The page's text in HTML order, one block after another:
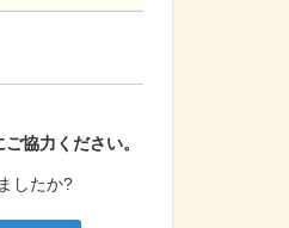
協力ください。
したか?